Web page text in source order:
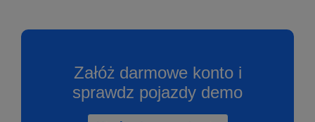
Załóż darmowe konto i
sprawdz pojazdy demo